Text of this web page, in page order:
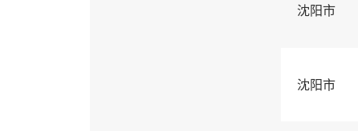
沈阳市
沈阳市